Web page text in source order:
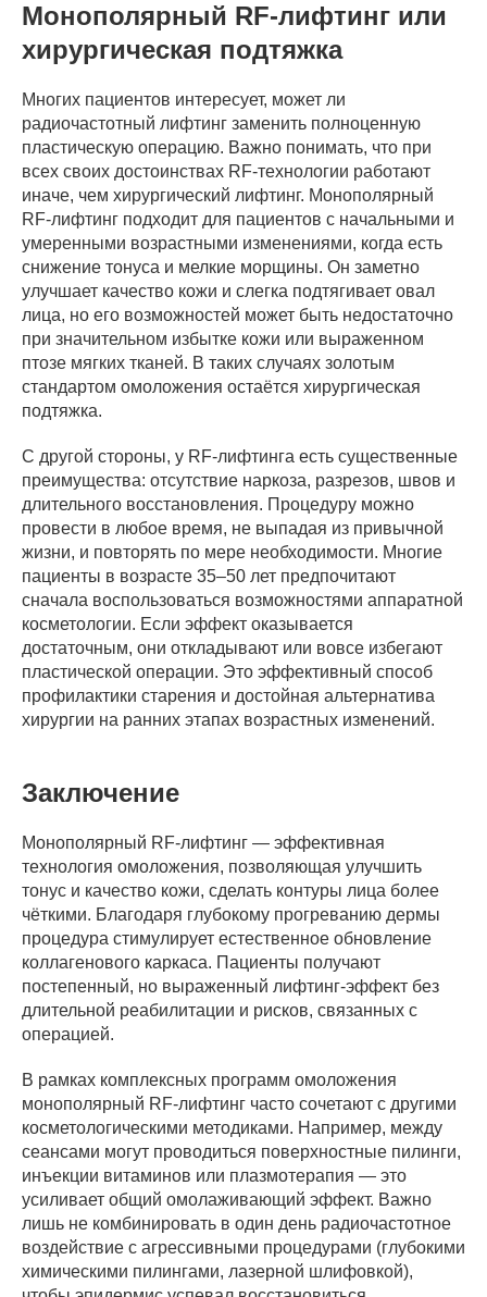
Монополярный RF-лифтинг или
хирургическая подтяжка
Многих пациентов интересует, может ли
радиочастотный лифтинг заменить полноценную
пластическую операцию. Важно понимать, что при
всех своих достоинствах RF-технологии работают
иначе, чем хирургический лифтинг. Монополярный
RF-лифтинг подходит для пациентов с начальными и
умеренными возрастными изменениями, когда есть
снижение тонуса и мелкие морщины. Он заметно
улучшает качество кожи и слегка подтягивает овал
лица, но его возможностей может быть недостаточно
при значительном избытке кожи или выраженном
птозе мягких тканей. В таких случаях золотым
стандартом омоложения остаётся хирургическая
подтяжка.
С другой стороны, у RF-лифтинга есть существенные
преимущества: отсутствие наркоза, разрезов, швов и
длительного восстановления. Процедуру можно
провести в любое время, не выпадая из привычной
жизни, и повторять по мере необходимости. Многие
пациенты в возрасте 35–50 лет предпочитают
сначала воспользоваться возможностями аппаратной
косметологии. Если эффект оказывается
достаточным, они откладывают или вовсе избегают
пластической операции. Это эффективный способ
профилактики старения и достойная альтернатива
хирургии на ранних этапах возрастных изменений.
Заключение
Монополярный RF-лифтинг — эффективная
технология омоложения, позволяющая улучшить
тонус и качество кожи, сделать контуры лица более
чёткими. Благодаря глубокому прогреванию дермы
процедура стимулирует естественное обновление
коллагенового каркаса. Пациенты получают
постепенный, но выраженный лифтинг-эффект без
длительной реабилитации и рисков, связанных с
операцией.
В рамках комплексных программ омоложения
монополярный RF-лифтинг часто сочетают с другими
косметологическими методиками. Например, между
сеансами могут проводиться поверхностные пилинги,
инъекции витаминов или плазмотерапия — это
усиливает общий омолаживающий эффект. Важно
лишь не комбинировать в один день радиочастотное
воздействие с агрессивными процедурами (глубокими
химическими пилингами, лазерной шлифовкой),